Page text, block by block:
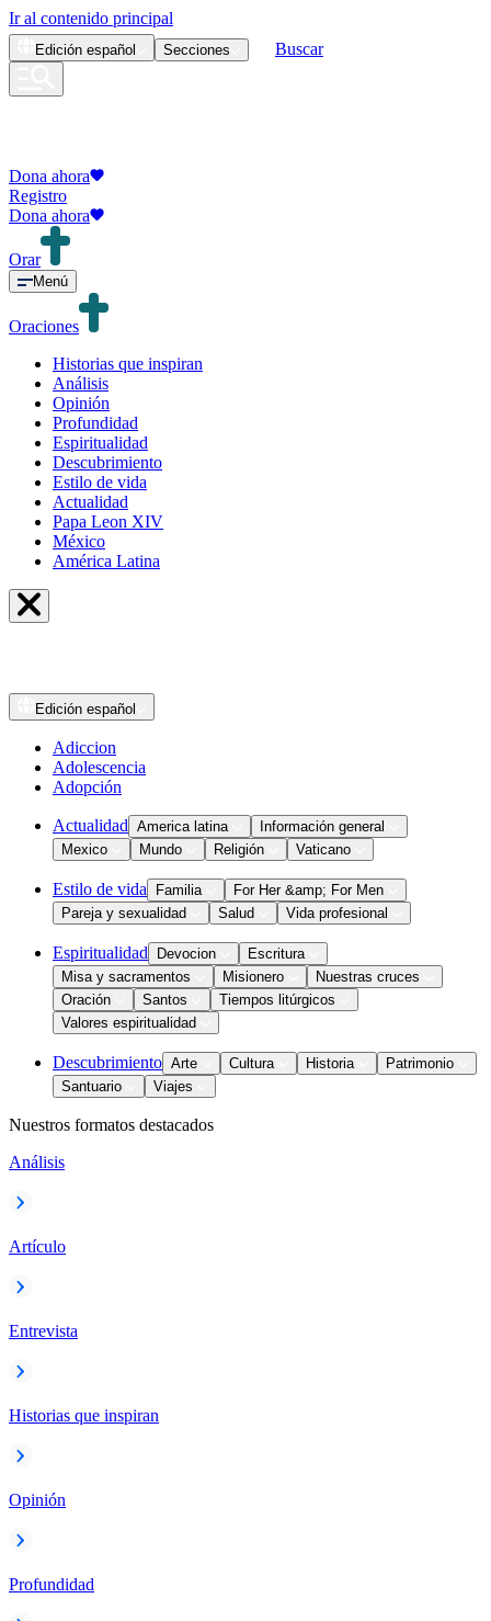
Ir al contenido principal
Edición español Secciones Buscar
Dona ahora
Registro
Dona ahora
Orar
Menú
Oraciones
Historias que inspiran
Análisis
Opinión
Profundidad
Espiritualidad
Descubrimiento
Estilo de vida
Actualidad
Papa Leon XIV
México
América Latina
Edición español
Adiccion
Adolescencia
Adopción
Actualidad America latina
Información general
Mexico
Mundo Religión Vaticano
Estilo de vida Familia
For Her &amp; For Men
Pareja y sexualidad
Salud Vida profesional
Espiritualidad Devocion
Escritura
Misa y sacramentos
Misionero
Nuestras cruces
Oración
Santos
Tiempos litúrgicos
Valores espiritualidad
Descubrimiento Arte Cultura Historia
Patrimonio
Santuario
Viajes
Nuestros formatos destacados
Análisis
Artículo
Entrevista
Historias que inspiran
Opinión
Profundidad